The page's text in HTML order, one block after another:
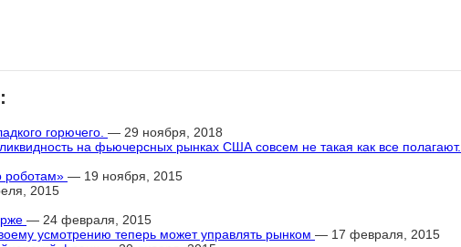
горючего. — 29 ноября, 2018
на фьючерсных рынках США совсем не такая как все полагают.
роботам» — 19 ноября, 2015
2015
— 24 февраля, 2015
усмотрению теперь может управлять рынком — 17 февраля, 2015